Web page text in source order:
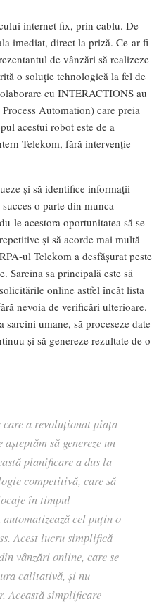
internet fix, prin cablu. De
imediat, direct la priză. Ce-ar fi
de vânzări să realizeze
o soluţie tehnologică la fel de
cu INTERACTIONS au
Automation) care preia
acestui robot este de a
Telekom, fără intervenţie
şi să identifice informaţii
o parte din munca
le acestora oportunitatea să se
şi să acorde mai multă
ul Telekom a desfăşurat peste
Sarcina sa principală este să
online astfel încât lista
nevoia de verificări ulterioare.
umane, să proceseze date
şi să genereze rezultate de o
care a revoluţionat piaţa
să genereze un
planificare a dus la
competitivă, care să
în timpul
cel puţin o
Acest lucru simplifică
vânzări online, care se
calitativă, şi nu
simplificare